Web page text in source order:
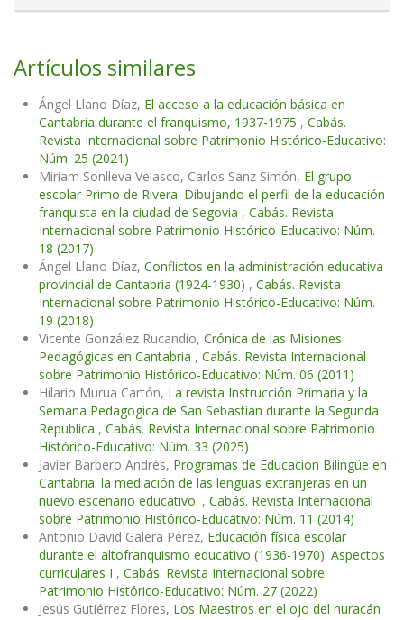
Artículos similares
Ángel Llano Díaz, El acceso a la educación básica en
Cantabria durante el franquismo, 1937-1975 , Cabás.
Revista Internacional sobre Patrimonio Histórico-Educativo:
Núm. 25 (2021)
Miriam Sonlleva Velasco, Carlos Sanz Simón, El grupo
escolar Primo de Rivera. Dibujando el perfil de la educación
franquista en la ciudad de Segovia , Cabás. Revista
Internacional sobre Patrimonio Histórico-Educativo: Núm.
18 (2017)
Ángel Llano Díaz, Conflictos en la administración educativa
provincial de Cantabria (1924-1930) , Cabás. Revista
Internacional sobre Patrimonio Histórico-Educativo: Núm.
19 (2018)
Vicente González Rucandio, Crónica de las Misiones
Pedagógicas en Cantabria , Cabás. Revista Internacional
sobre Patrimonio Histórico-Educativo: Núm. 06 (2011)
Hilario Murua Cartón, La revista Instrucción Primaria y la
Semana Pedagogica de San Sebastián durante la Segunda
Republica , Cabás. Revista Internacional sobre Patrimonio
Histórico-Educativo: Núm. 33 (2025)
Javier Barbero Andrés, Programas de Educación Bilingüe en
Cantabria: la mediación de las lenguas extranjeras en un
nuevo escenario educativo. , Cabás. Revista Internacional
sobre Patrimonio Histórico-Educativo: Núm. 11 (2014)
Antonio David Galera Pérez, Educación física escolar
durante el altofranquismo educativo (1936-1970): Aspectos
curriculares I , Cabás. Revista Internacional sobre
Patrimonio Histórico-Educativo: Núm. 27 (2022)
Jesús Gutiérrez Flores, Los Maestros en el ojo del huracán